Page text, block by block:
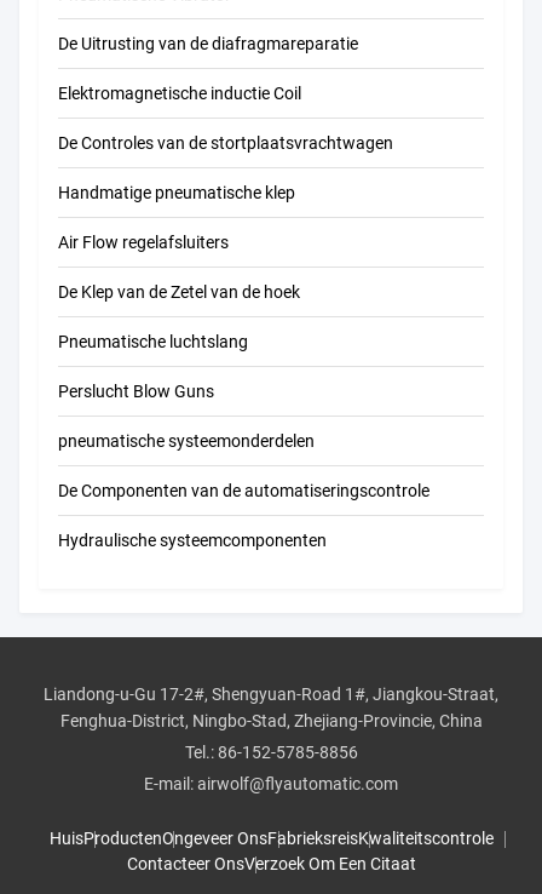
De Uitrusting van de diafragmareparatie
Elektromagnetische inductie Coil
De Controles van de stortplaatsvrachtwagen
Handmatige pneumatische klep
Air Flow regelafsluiters
De Klep van de Zetel van de hoek
Pneumatische luchtslang
Perslucht Blow Guns
pneumatische systeemonderdelen
De Componenten van de automatiseringscontrole
Hydraulische systeemcomponenten
Liandong-u-Gu 17-2#, Shengyuan-Road 1#, Jiangkou-Straat,
Fenghua-District, Ningbo-Stad, Zhejiang-Provincie, China
Tel.:86-152-5785-8856
E-mail:airwolf@flyautomatic.com
HuisProductenOngeveer OnsFabrieksreisKwaliteitscontrole
Contacteer OnsVerzoek Om Een Citaat